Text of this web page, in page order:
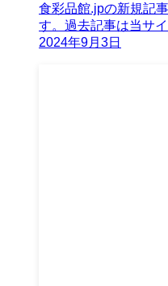
食彩品館.jpの新規記
す。過去記事は当サ
2024年9月3日